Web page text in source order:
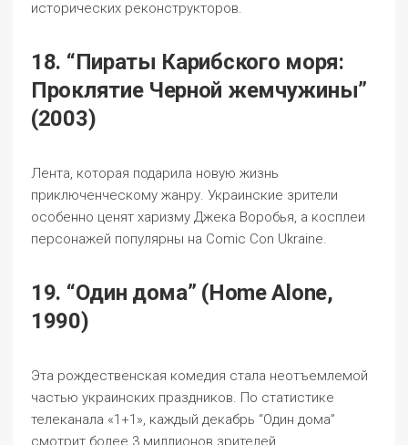
исторических реконструкторов.
18. “Пираты Карибского моря:
Проклятие Черной жемчужины”
(2003)
Лента, которая подарила новую жизнь
приключенческому жанру. Украинские зрители
особенно ценят харизму Джека Воробья, а косплеи
персонажей популярны на Comic Con Ukraine.
19. “Один дома” (Home Alone,
1990)
Эта рождественская комедия стала неотъемлемой
частью украинских праздников. По статистике
телеканала «1+1», каждый декабрь “Один дома”
смотрит более 3 миллионов зрителей.